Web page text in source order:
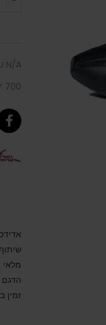
N/A
700
אדידס
מלאי
הדגם
זמין